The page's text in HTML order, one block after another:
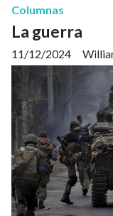
La guerra
Columnas
11/12/2024